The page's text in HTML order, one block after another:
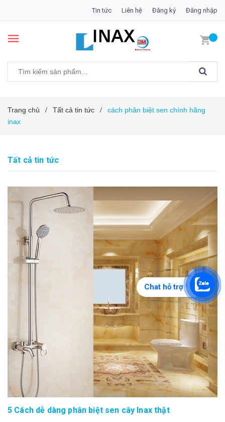
Tin tức Liên hệ Đăng ký Đăng nhập
Trang chủ / Tất cả tin tức /
cách phân biệt sen chính hãng
inax
Tất cả tin tức
5 Cách dễ dàng phân biệt sen cây Inax thật
Chat hỗ trợ